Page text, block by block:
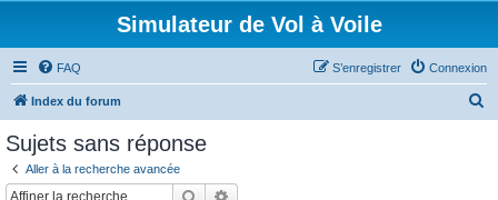
Simulateur de Vol à Voile
FAQ Connexion
S’enregistrer
Index du forum
Sujets sans réponse
Aller à la recherche avancée
Rechercher